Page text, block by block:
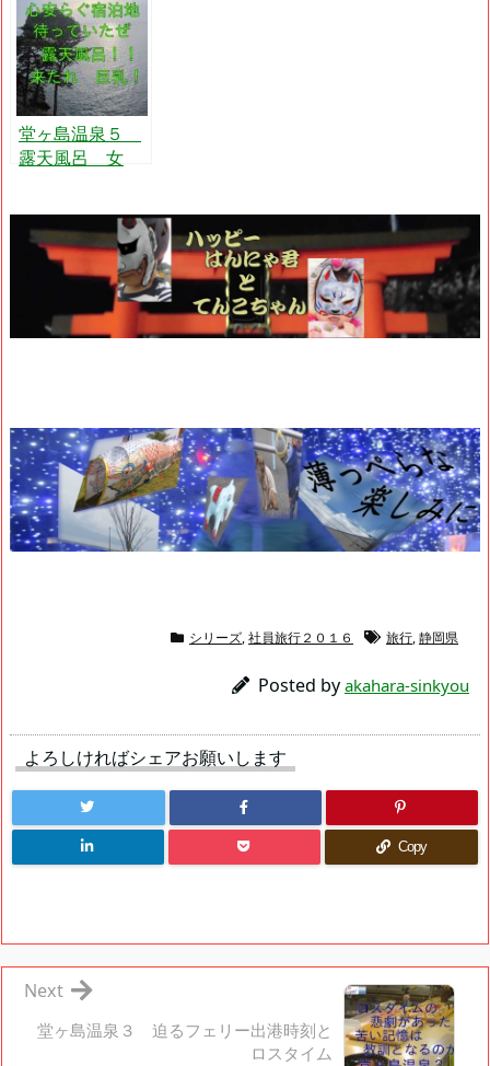
堂ヶ島温泉５
露天風呂 女
定でしょ
シリーズ,社員旅行２０１６ 旅行,静岡県
Posted by akahara-sinkyou
よろしければシェアお願いします
Copy
堂ヶ島温泉３ 迫るフェリー出港時刻と
ロスタイム
Next